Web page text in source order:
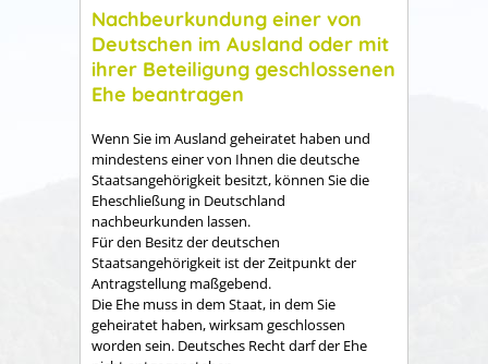
Nachbeurkundung einer von
Deutschen im Ausland oder mit
ihrer Beteiligung geschlossenen
Ehe beantragen
Wenn Sie im Ausland geheiratet haben und
mindestens einer von Ihnen die deutsche
Staatsangehörigkeit besitzt, können Sie die
Eheschließung in Deutschland
nachbeurkunden lassen.
Für den Besitz der deutschen
Staatsangehörigkeit ist der Zeitpunkt der
Antragstellung maßgebend.
Die Ehe muss in dem Staat, in dem Sie
geheiratet haben, wirksam geschlossen
worden sein. Deutsches Recht darf der Ehe